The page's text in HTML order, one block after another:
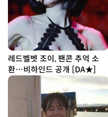
레드벨벳 조이, 팬콘 추억 소
환…비하인드 공개 [DA★]